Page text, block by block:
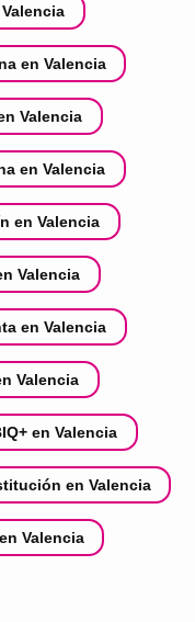
en Valencia
Valencia
en Valencia
en Valencia
Valencia
en Valencia
Valencia
en Valencia
en Valencia
Valencia